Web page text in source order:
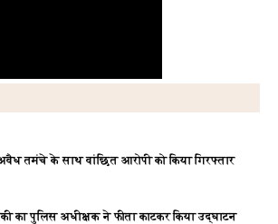
तमंचे के साथ वांछित आरोपी को किया गिरफ्तार
का पुलिस अधीक्षक ने फीता काटकर किया उद्घाटन